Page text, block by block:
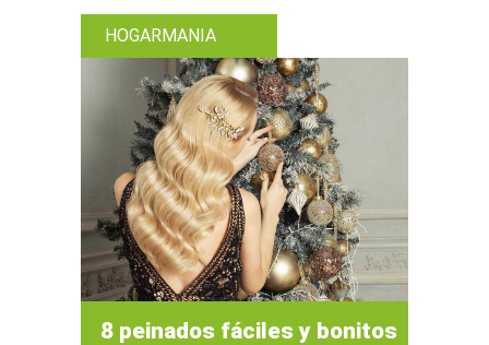
HOGARMANIA
8 peinados fáciles y bonitos